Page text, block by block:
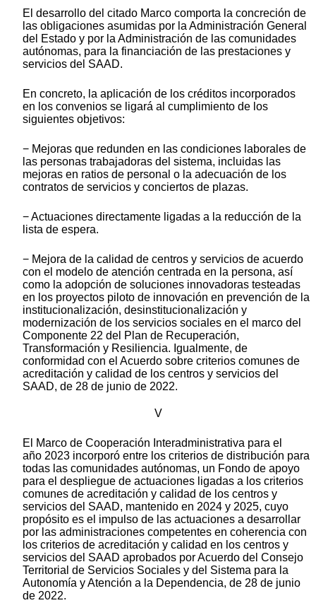
El desarrollo del citado Marco comporta la concreción de
las obligaciones asumidas por la Administración General
del Estado y por la Administración de las comunidades
autónomas, para la financiación de las prestaciones y
servicios del SAAD.
En concreto, la aplicación de los créditos incorporados
en los convenios se ligará al cumplimiento de los
siguientes objetivos:
− Mejoras que redunden en las condiciones laborales de
las personas trabajadoras del sistema, incluidas las
mejoras en ratios de personal o la adecuación de los
contratos de servicios y conciertos de plazas.
− Actuaciones directamente ligadas a la reducción de la
lista de espera.
− Mejora de la calidad de centros y servicios de acuerdo
con el modelo de atención centrada en la persona, así
como la adopción de soluciones innovadoras testeadas
en los proyectos piloto de innovación en prevención de la
institucionalización, desinstitucionalización y
modernización de los servicios sociales en el marco del
Componente 22 del Plan de Recuperación,
Transformación y Resiliencia. Igualmente, de
conformidad con el Acuerdo sobre criterios comunes de
acreditación y calidad de los centros y servicios del
SAAD, de 28 de junio de 2022.
V
El Marco de Cooperación Interadministrativa para el
año 2023 incorporó entre los criterios de distribución para
todas las comunidades autónomas, un Fondo de apoyo
para el despliegue de actuaciones ligadas a los criterios
comunes de acreditación y calidad de los centros y
servicios del SAAD, mantenido en 2024 y 2025, cuyo
propósito es el impulso de las actuaciones a desarrollar
por las administraciones competentes en coherencia con
los criterios de acreditación y calidad en los centros y
servicios del SAAD aprobados por Acuerdo del Consejo
Territorial de Servicios Sociales y del Sistema para la
Autonomía y Atención a la Dependencia, de 28 de junio
de 2022.